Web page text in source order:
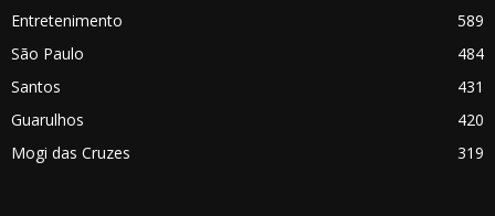
Entretenimento
589
São Paulo
484
Santos
431
Guarulhos
420
Mogi das Cruzes
319